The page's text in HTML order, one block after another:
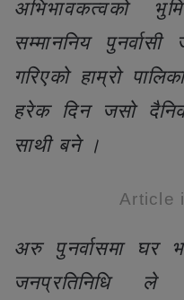
अभिभावकत्वको
सम्माननिय
गरिएको हाम्रो
हरेक दिन जसो
साथी बने ।
Article
अरु पुनर्वासमा
जनप्रतिनिधि ले